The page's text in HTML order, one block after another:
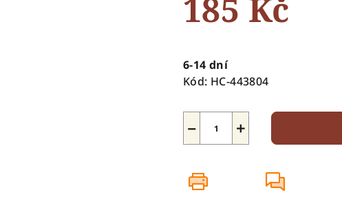
185 Kč
cena:
6-14 dní
Kód: HC-443804
+
−